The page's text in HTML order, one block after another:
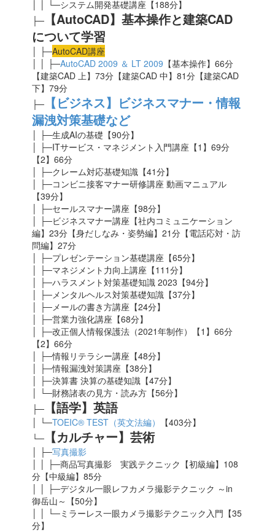
│ │ └─システム開発基礎講座【188分】
├─ 【AutoCAD】基本操作と建築CAD
について学習
│ ├─AutoCAD講座
│ │ ├─AutoCAD 2009 ＆ LT 2009 【基本操作】66分
【建築CAD 上】73分【建築CAD 中】81分【建築CAD
下】79分
├─ 【ビジネス】ビジネスマナー・情報
漏洩対策基礎など
│ ├─生成AIの基礎 【90分】
│ ├─ITサービス・マネジメント入門講座【1】69分
【2】66分
│ ├─クレーム対応基礎知識【41分】
│ ├─コンビニ接客マナー研修講座 動画マニュアル
【39分】
│ ├─セールスマナー講座【98分】
│ ├─ビジネスマナー講座【社内コミュニケーション
編】23分【身だしなみ・姿勢編】21分【電話応対・訪
問編】27分
│ ├─プレゼンテーション基礎講座【65分】
│ ├─マネジメント力向上講座【111分】
│ ├─ハラスメント対策基礎知識 2023 【94分】
│ ├─メンタルヘルス対策基礎知識【37分】
│ ├─メールの書き方講座【24分】
│ ├─営業力強化講座【68分】
│ ├─改正個人情報保護法（2021年制作）【1】66分
【2】66分
│ ├─情報リテラシー講座【48分】
│ ├─情報漏洩対策講座【38分】
│ ├─決算書 決算の基礎知識【47分】
│ └─財務諸表の見方・読み方【56分】
├─ 【語学】英語
│ └─TOEIC® TEST（英文法編）
【403分】
└─ 【カルチャー】芸術
│ ├─写真撮影
│ │ ├─商品写真撮影 実践テクニック【初級編】108
分【中級編】85分
│ │ ├─デジタル一眼レフカメラ撮影テクニック ～in
御岳山～【50分】
│ │ └─ミラーレス一眼カメラ撮影テクニック入門【35
分】